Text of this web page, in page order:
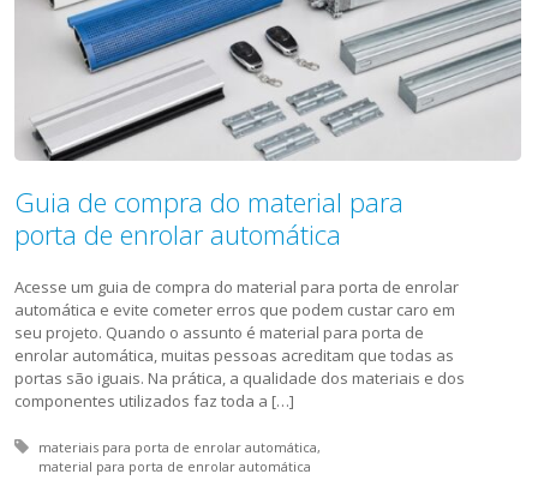
Guia de compra do material para
porta de enrolar automática
Acesse um guia de compra do material para porta de enrolar
automática e evite cometer erros que podem custar caro em
seu projeto. Quando o assunto é material para porta de
enrolar automática, muitas pessoas acreditam que todas as
portas são iguais. Na prática, a qualidade dos materiais e dos
componentes utilizados faz toda a […]
Tagged with:
materiais para porta de enrolar automática
material para porta de enrolar automática